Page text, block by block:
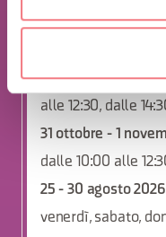
3 - 4 ottobre 2026:
alle 12:30, dalle
24 - 25 ottobre
alle 12:30, dalle
31 ottobre - 1
dalle 10:00 alle
25 - 30 agosto 2026
venerdì, sabato,